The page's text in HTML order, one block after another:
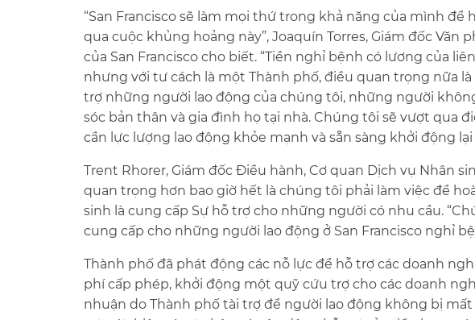
“San Francisco sẽ làm mọi thứ trong khả năng của mình
qua cuộc khủng hoảng này”, Joaquín Torres, Giám đốc
của San Francisco cho biết. “Tiền nghỉ bệnh có lương của
nhưng với tư cách là một Thành phố, điều quan trọng nữa
trợ những người lao động của chúng tôi, những người
sóc bản thân và gia đình họ tại nhà. Chúng tôi sẽ vượt qua
cần lực lượng lao động khỏe mạnh và sẵn sàng khởi động
Trent Rhorer, Giám đốc Điều hành, Cơ quan Dịch vụ Nhân
quan trọng hơn bao giờ hết là chúng tôi phải làm việc để
sinh là cung cấp Sự hỗ trợ cho những người có nhu cầu.
cung cấp cho những người lao động ở San Francisco nghỉ
Thành phố đã phát động các nỗ lực để hỗ trợ các doanh
phí cấp phép, khởi động một quỹ cứu trợ cho các doanh
nhuận do Thành phố tài trợ để người lao động không bị